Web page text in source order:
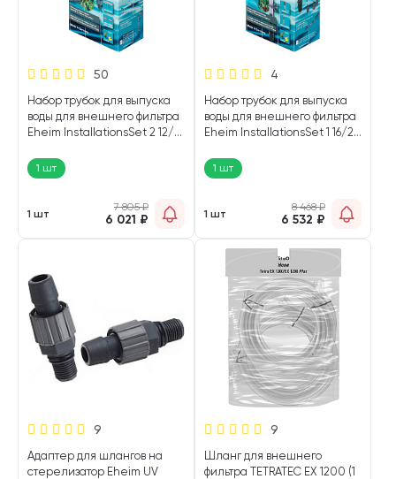
50
Набор трубок для выпуска
воды для внешнего фильтра
Eheim InstallationsSet 2 12/16
1 шт
1 шт
7 805₽
6 021 ₽
4
Набор трубок для выпуска
воды для внешнего фильтра
Eheim InstallationsSet 1 16/22
1 шт
1 шт
8 468₽
6 532 ₽
9
Адаптер для шлангов на
стерелизатор Eheim UV
9
Шланг для внешнего
фильтра TETRATEC ЕХ 1200 (1